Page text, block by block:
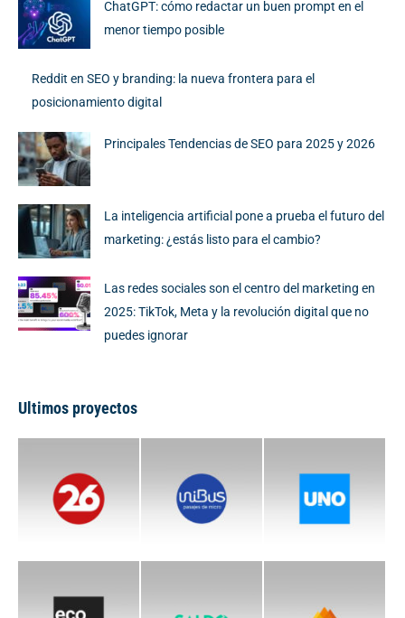
ChatGPT: cómo redactar un buen prompt en el
menor tiempo posible
Reddit en SEO y branding: la nueva frontera para el
posicionamiento digital
Principales Tendencias de SEO para 2025 y 2026
La inteligencia artificial pone a prueba el futuro del
marketing: ¿estás listo para el cambio?
Las redes sociales son el centro del marketing en
2025: TikTok, Meta y la revolución digital que no
puedes ignorar
Ultimos proyectos